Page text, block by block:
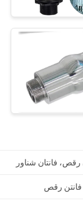
فانتان شناور
رقص